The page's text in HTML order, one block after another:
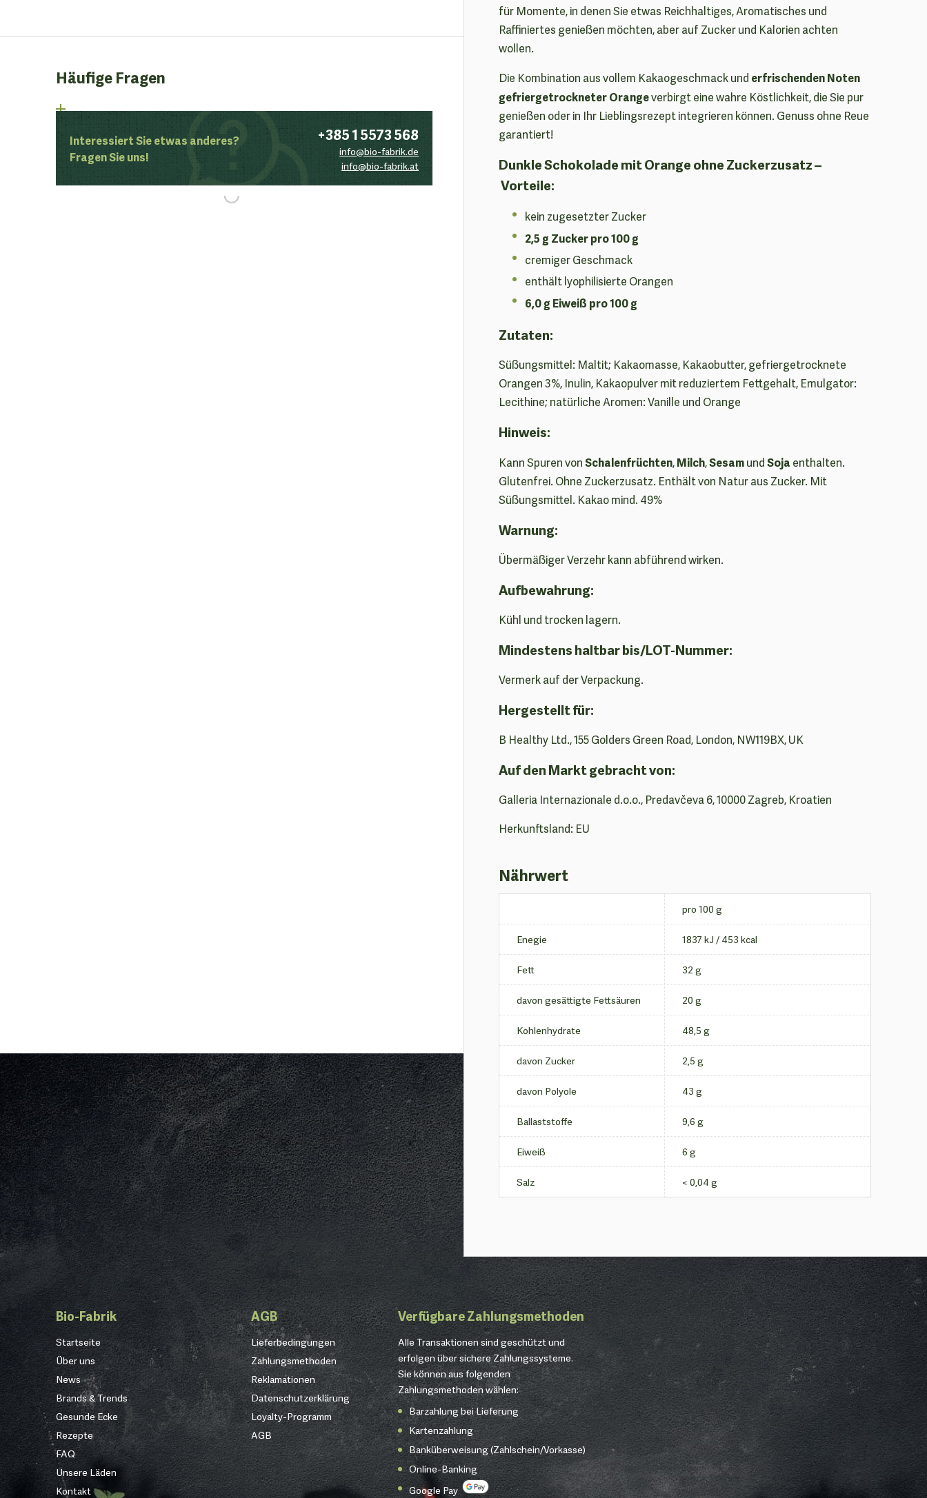
Häufige Fragen
Interessiert Sie etwas anderes?
Fragen Sie uns!
+385 1 5573 568
info@bio-fabrik.de
info@bio-fabrik.at
für Momente, in denen Sie etwas Reichhaltiges, Aromatisches und
Raffiniertes genießen möchten, aber auf Zucker und Kalorien achten
wollen.
Die Kombination aus vollem Kakaogeschmack und erfrischenden Noten
gefriergetrockneter Orangeverbirgt eine wahre Köstlichkeit, die Sie pur
genießen oder in Ihr Lieblingsrezept integrieren können. Genuss ohne Reue
garantiert!
Dunkle Schokolade mit Orange ohne Zuckerzusatz –
Vorteile:
kein zugesetzter Zucker
2,5 g Zucker pro 100 g
cremiger Geschmack
enthält lyophilisierte Orangen
6,0 g Eiweiß pro 100 g
Zutaten:
Süßungsmittel: Maltit; Kakaomasse, Kakaobutter, gefriergetrocknete
Orangen 3%, Inulin, Kakaopulver mit reduziertem Fettgehalt, Emulgator:
Lecithine; natürliche Aromen: Vanille und Orange
Hinweis:
Kann Spuren vonSchalenfrüchten,Milch,SesamundSoja enthalten.
Glutenfrei. Ohne Zuckerzusatz. Enthält von Natur aus Zucker. Mit
Süßungsmittel. Kakao mind. 49%
Warnung:
Übermäßiger Verzehr kann abführend wirken.
Aufbewahrung:
Kühl und trocken lagern.
Mindestens haltbar bis/LOT-Nummer:
Vermerk auf der Verpackung.
Hergestellt für:
B Healthy Ltd., 155 Golders Green Road, London, NW119BX, UK
Auf den Markt gebracht von:
Galleria Internazionale d.o.o., Predavčeva 6, 10000 Zagreb, Kroatien
Herkunftsland: EU
Nährwert
pro 100 g
Enegie 1837 kJ / 453 kcal
Fett 32 g
davon gesättigte Fettsäuren 20 g
Kohlenhydrate 48,5 g
davon Zucker 2,5 g
davon Polyole 43 g
Ballaststoffe 9,6 g
Eiweiß 6 g
Salz < 0,04 g
Bio-Fabrik
Startseite
Über uns
News
Brands & Trends
Gesunde Ecke
Rezepte
FAQ
Unsere Läden
Kontakt
AGB
Lieferbedingungen
Zahlungsmethoden
Reklamationen
Datenschutzerklärung
Loyalty-Programm
AGB
Verfügbare Zahlungsmethoden
Alle Transaktionen sind geschützt und
erfolgen über sichere Zahlungssysteme.
Sie können aus folgenden
Zahlungsmethoden wählen:
Barzahlung bei Lieferung
Kartenzahlung
Banküberweisung (Zahlschein/Vorkasse)
Online-Banking
Google Pay